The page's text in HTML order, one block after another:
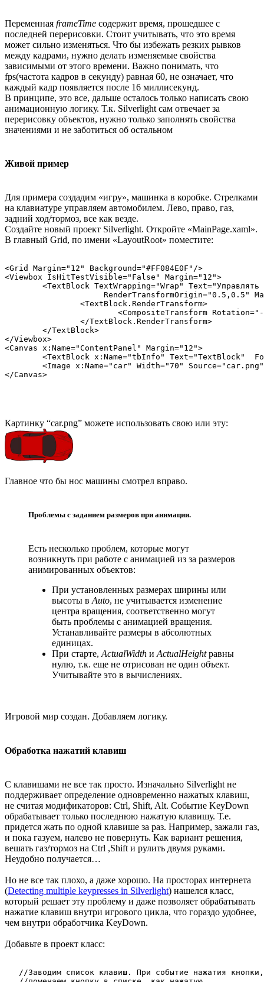
Переменная frameTime содержит время, прошедшее с
последней перерисовки. Стоит учитывать, что это время
может сильно изменяться. Что бы избежать резких рывков
между кадрами, нужно делать изменяемые свойства
зависимыми от этого времени. Важно понимать, что
fps(частота кадров в секунду) равная 60, не означает, что
каждый кадр появляется после 16 миллисекунд.
В принципе, это все, дальше осталось только написать свою
анимационную логику. Т.к. Silverlight сам отвечает за
перерисовку объектов, нужно только заполнять свойства
значениями и не заботиться об остальном
Живой пример
Для примера создадим «игру», машинка в коробке. Стрелками
на клавиатуре управляем автомобилем. Лево, право, газ,
задний ход/тормоз, все как везде.
Создайте новый проект Silverlight. Откройте «MainPage.xaml».
В главный Grid, по имени «LayoutRoot» поместите:
<Grid Margin="12" Background="#FF084E0F"/>
<Viewbox IsHitTestVisible="False" Margin="12">
RenderTransformOrigin="0.5,0.5"
</Viewbox>
<Canvas x:Name="ContentPanel" Margin="12">
<TextBlock x:Name="tbInfo" Text="TextBlock"
<Image x:Name="car" Width="70"
Картинку “car.png” можете использовать свою или эту:
Главное что бы нос машины смотрел вправо.
Проблемы с заданием размеров при анимации.
Есть несколько проблем, которые могут
возникнуть при работе с анимацией из за размеров
анимированных объектов:
При установленных размерах ширины или
высоты в Auto, не учитывается изменение
центра вращения, соответственно могут
быть проблемы с анимацией вращения.
Устанавливайте размеры в абсолютных
единицах.
При старте, ActualWidth и ActualHeightравны
нулю, т.к. еще не отрисован не один объект.
Учитывайте это в вычислениях.
Игровой мир создан. Добавляем логику.
Обработка нажатий клавиш
С клавишами не все так просто. Изначально Silverlight не
поддерживает определение одновременно нажатых клавиш,
не считая модификаторов: Ctrl, Shift, Alt. Событие KeyDown
обрабатывает только последнюю нажатую клавишу. Т.е.
придется жать по одной клавише за раз. Например, зажали газ,
и пока газуем, налево не повернуть. Как вариант решения,
вешать газ/тормоз на Ctrl ,Shift и рулить двумя руками.
Неудобно получается…
Но не все так плохо, а даже хорошо. На просторах интернета
(Detecting multiple keypresses in Silverlight) нашелся класс,
который решает эту проблему и даже позволяет обрабатывать
нажатие клавиш внутри игрового цикла, что гораздо удобнее,
чем внутри обработчика KeyDown.
Добавьте в проект класс:
//Заводим список клавиш. При событие нажатия